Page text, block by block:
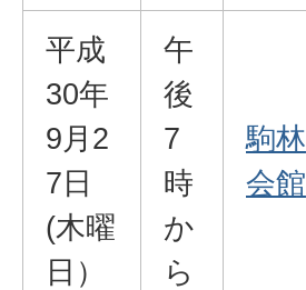
平成
30年
9月2
7日
(木曜
日）
午
後
7
時
か
ら
駒林
会館